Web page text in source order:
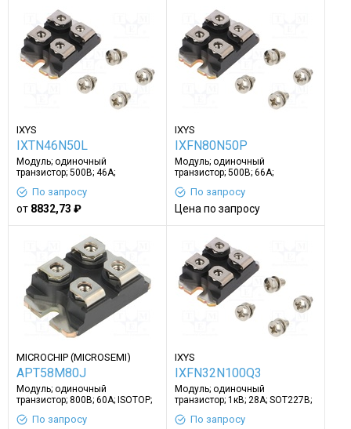
IXYS
IXTN46N50L
Модуль; одиночный
транзистор; 500В; 46А;
По запросу
от 8832,73 ₽
IXYS
IXFN80N50P
Модуль; одиночный
транзистор; 500В; 66А;
По запросу
Цена по запросу
MICROCHIP (MICROSEMI)
APT58M80J
Модуль; одиночный
транзистор; 800В; 60А; ISOTOP;
По запросу
IXYS
IXFN32N100Q3
Модуль; одиночный
транзистор; 1кВ; 28А; SOT227B;
По запросу